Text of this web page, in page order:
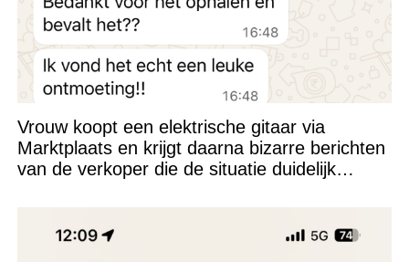
Vrouw koopt een elektrische gitaar via
Marktplaats en krijgt daarna bizarre berichten
van de verkoper die de situatie duidelijk